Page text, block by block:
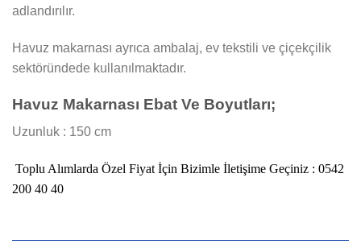
adlandırılır.
Havuz makarnası ayrıca ambalaj, ev tekstili ve çiçekçilik
sektöründede kullanılmaktadır.
Havuz Makarnası Ebat Ve Boyutları;
Uzunluk : 150 cm
Toplu Alımlarda Özel Fiyat İçin Bizimle İletişime Geçiniz : 0542
200 40 40